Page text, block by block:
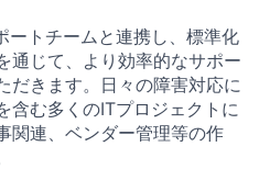
ートチームと連携し、標準化
通じて、より効率的なサポー
だきます。日々の障害対応に
含む多くのITプロジェクトに
関連、ベンダー管理等の作